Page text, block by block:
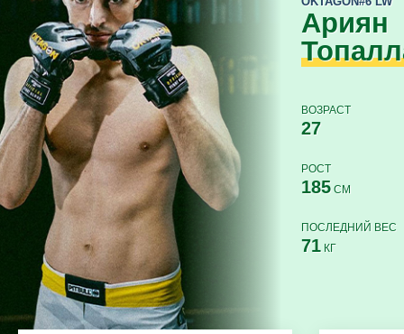
Ариян
ВОЗРАСТ
27
РОСТ
185СМ
ПОСЛЕДНИЙ ВЕС
71КГ